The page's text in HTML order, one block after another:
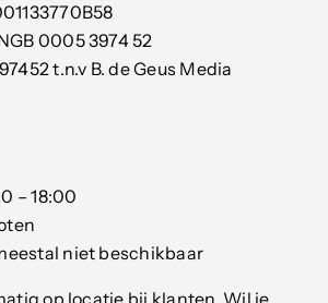
0005 3974 52
t.n.v B. de Geus Media
– 18:00
niet beschikbaar